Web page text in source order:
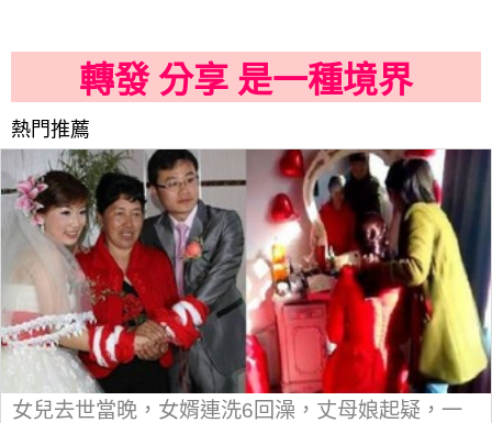
轉發 分享 是一種境界
熱門推薦
女兒去世當晚，女婿連洗6回澡，丈母娘起疑，一